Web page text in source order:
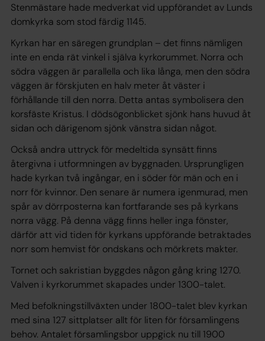
Stenmästare hade medverkat vid uppförandet av Lunds
domkyrka som stod färdig 1145.
Kyrkan har en säregen grundplan – det finns nämligen
inte en enda rät vinkel i själva kyrkorummet. Norra och
södra väggen är parallella och lika långa, men den södra
väggen är förskjuten en halv meter åt väster i
förhållande till den norra. Detta antas symbolisera den
korsfäste Kristus. I dödsögonblicket sjönk hans huvud åt
sidan och därigenom sjönk vänstra sidan något.
Också andra uttryck för medeltida synsätt finns
återgivna i utformningen av byggnaden. Ursprungligen
hade kyrkan två ingångar, en i söder för män och en i
norr för kvinnor. Den senare är numera igenmurad, men
spår av dörrposterna kan fortfarande ses på kyrkans
norra vägg. På denna vägg finns heller inga fönster,
därför att vid tiden för kyrkans uppförande betraktades
norr som hemvist för ondskans och mörkrets makter.
Tornet och sakristian byggdes någon gång kring 1270.
Valven i kyrkorummet skapades under 1300-talet.
Med befolkningstillväxten under 1800-talet blev kyrkan
med sina 127 sittplatser allt för liten för församlingens
behov. Antalet församlingsbor uppgick nu till 1900